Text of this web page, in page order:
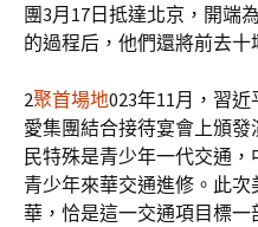
團3月17日抵達北京，開端
的過程后，他們還將前去十
2聚首場地023年11月，習
愛集團結合接待宴會上頒
民特殊是青少年一代交通
青少年來華交通進修。此
華，恰是這一交通項目標一